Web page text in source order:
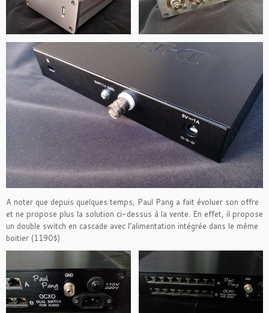
A noter que depuis quelques temps, Paul Pang a fait évoluer son offre
et ne propose plus la solution ci-dessus à la vente. En effet, il propose
un double switch en cascade avec l’alimentation intégrée dans le même
boitier (1190$)